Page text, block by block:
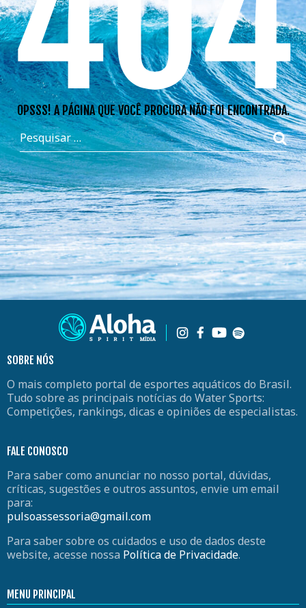
OPSSS! A PÁGINA QUE VOCÊ PROCURA NÃO FOI ENCONTRADA.
SOBRE NÓS
O mais completo portal de esportes aquáticos do Brasil.
Tudo sobre as principais notícias do Water Sports:
Competições, rankings, dicas e opiniões de especialistas.
FALE CONOSCO
Para saber como anunciar no nosso portal, dúvidas,
críticas, sugestões e outros assuntos, envie um email
para:
pulsoassessoria@gmail.com
Para saber sobre os cuidados e uso de dados deste
website, acesse nossa Política de Privacidade.
MENU PRINCIPAL